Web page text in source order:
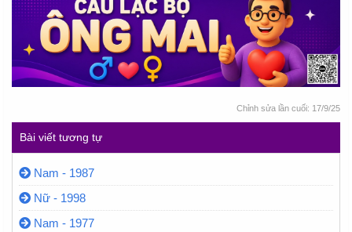
Chỉnh sửa lần cuối: 17/9/25
Bài viết tương tự
Nam - 1987
Nữ - 1998
Nam - 1977